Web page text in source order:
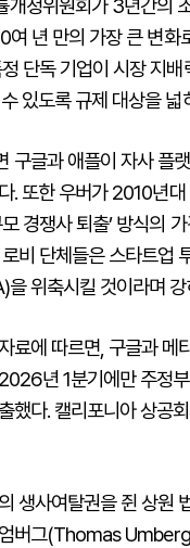
개정위원회가 3년간의
여 년 만의 가장 큰 변화
단독 기업이 시장 지
있도록 규제 대상을 넓
구글과 애플이 자사 플
. 또한 우버가 2010년대
경쟁사 퇴출’ 방식의
비 단체들은 스타트업
을 위축시킬 것이라며
료에 따르면, 구글과 메
년 1분기에만 주정
했다. 캘리포니아 상
생사여탈권을 쥔 상원
버그(Thomas